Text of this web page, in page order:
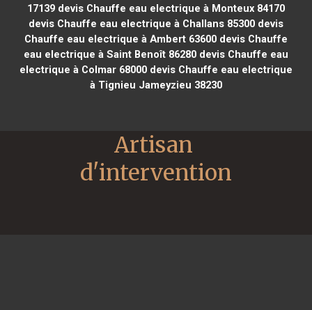
17139devis Chauffe eau electrique à Monteux 84170
devis Chauffe eau electrique à Challans 85300devis
Chauffe eau electrique à Ambert 63600devis Chauffe
eau electrique à Saint Benoît 86280devis Chauffe eau
electrique à Colmar 68000devis Chauffe eau electrique
à Tignieu Jameyzieu 38230
Artisan
d'intervention